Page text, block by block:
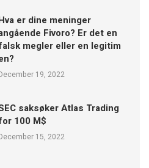
er dine meninger
Fivoro? Er det en
megler eller en legitim
19, 2022
saksøker Atlas Trading
100 M$
15, 2022